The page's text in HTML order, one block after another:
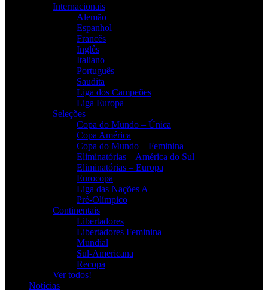
Internacionais
Alemão
Espanhol
Francês
Inglês
Italiano
Português
Saudita
Liga dos Campeões
Liga Europa
Seleções
Copa do Mundo – Única
Copa América
Copa do Mundo – Feminina
Eliminatórias – América do Sul
Eliminatórias – Europa
Eurocopa
Liga das Nações A
Pré-Olímpico
Continentais
Libertadores
Libertadores Feminina
Mundial
Sul-Americana
Recopa
Ver todos!
Notícias